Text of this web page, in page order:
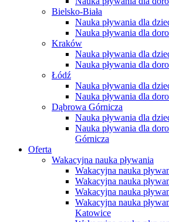
Bielsko-Biała
Nauka pływania dla
Nauka pływania dla
Kraków
Nauka pływania dla
Nauka pływania dla
Łódź
Nauka pływania dla
Nauka pływania dla
Dąbrowa Górnicza
Nauka pływania dla
Nauka pływania dla
Górnicza
Oferta
Wakacyjna nauka pływania
Wakacyjna nauka
Wakacyjna nauka
Wakacyjna nauka
Wakacyjna nauka
Katowice